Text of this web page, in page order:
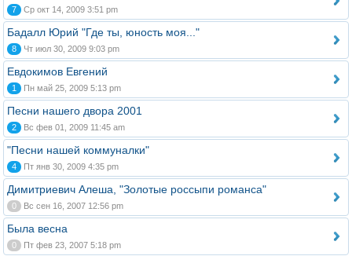
7 Ср окт 14, 2009 3:51 pm
Бадалл Юрий "Где ты, юность моя..."
8 Чт июл 30, 2009 9:03 pm
Евдокимов Евгений
1 Пн май 25, 2009 5:13 pm
Песни нашего двора 2001
2 Вс фев 01, 2009 11:45 am
"Песни нашей коммуналки"
4 Пт янв 30, 2009 4:35 pm
Димитриевич Алеша, "Золотые россыпи романса"
0 Вс сен 16, 2007 12:56 pm
Была весна
0 Пт фев 23, 2007 5:18 pm